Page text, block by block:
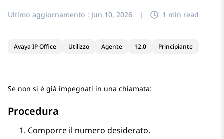
Ultimo aggiornamento : Jun 10, 2026 | 1 min read
Avaya IP Office Utilizzo Agente 12.0 Principiante
Se non si è già impegnati in una chiamata:
Procedura
Comporre il numero desiderato.